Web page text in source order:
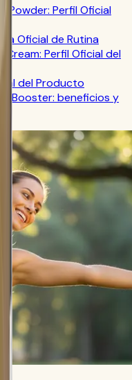
Powder: Perfil Oficial
Oficial de Rutina
Cream: Perfil Oficial del
del Producto
Booster: beneficios y